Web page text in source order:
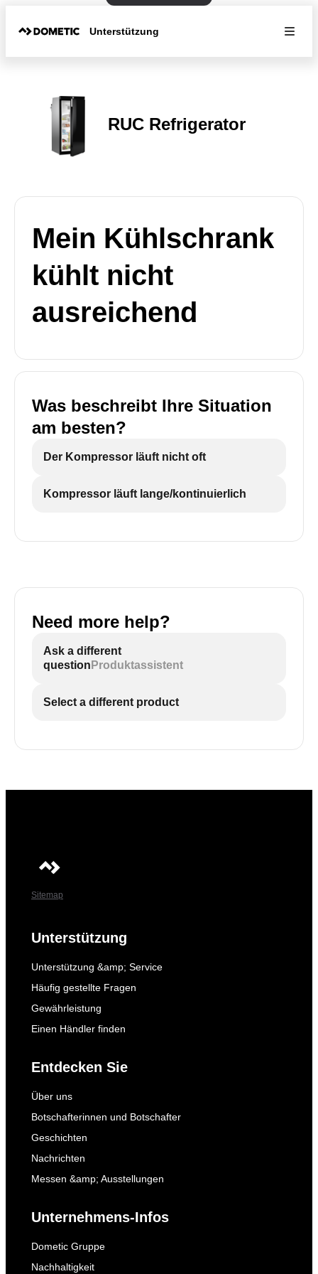
Unterstützung
RUC Refrigerator
Mein Kühlschrank
kühlt nicht
ausreichend
Was beschreibt Ihre Situation
am besten?
Der Kompressor läuft nicht oft
Kompressor läuft lange/kontinuierlich
Need more help?
Ask a different
question Produktassistent
Select a different product
Sitemap
Unterstützung
Unterstützung &amp; Service
Häufig gestellte Fragen
Gewährleistung
Einen Händler finden
Entdecken Sie
Über uns
Botschafterinnen und Botschafter
Geschichten
Nachrichten
Messen &amp; Ausstellungen
Unternehmens-Infos
Dometic Gruppe
Nachhaltigkeit